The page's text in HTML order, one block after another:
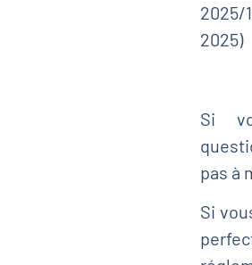
2025/
2025)
Si
pas à
Si